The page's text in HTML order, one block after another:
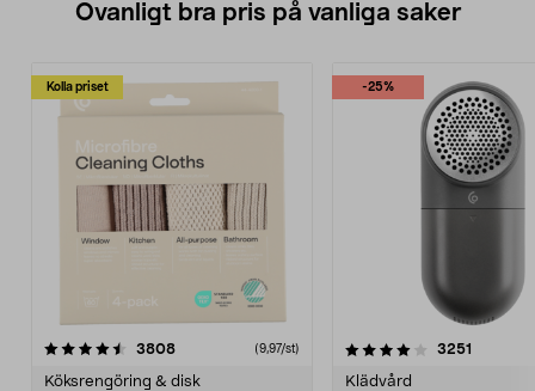
Ovanligt bra pris på vanliga saker
Kolla priset
3808recensioner (9,97/st)
Köksrengöring & disk
-25%
4.0av 5 stjärnor 3251
Klädvård
4.5av 5 stjärnor